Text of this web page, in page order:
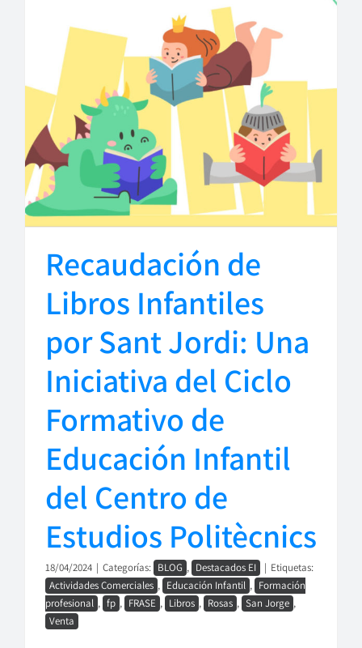
Recaudación de
Libros Infantiles
por Sant Jordi: Una
Iniciativa del Ciclo
Formativo de
Educación Infantil
del Centro de
Estudios Politècnics
18/04/2024 | Categorías: BLOG , Destacados EI | Etiquetas:
Actividades Comerciales , Educación Infantil , Formación
profesional , fp , FRASE , Libros , Rosas , San Jorge ,
Venta